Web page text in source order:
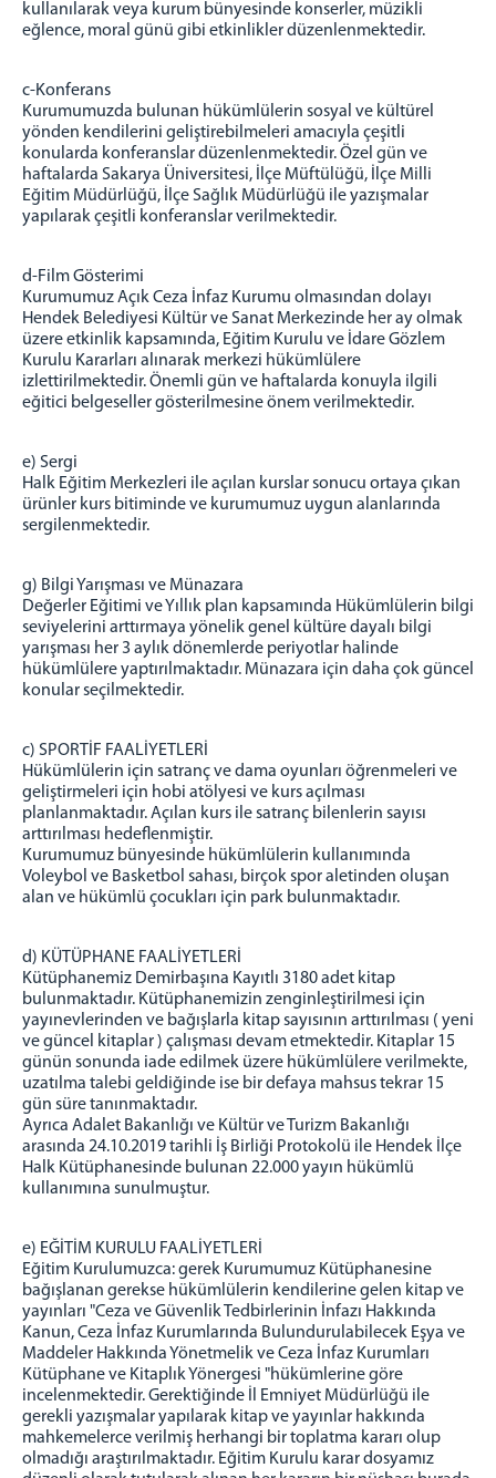
kullanılarak veya kurum bünyesinde konserler, müzikli
eğlence, moral günü gibi etkinlikler düzenlenmektedir.
c-Konferans
Kurumumuzda bulunan hükümlülerin sosyal ve kültürel
yönden kendilerini geliştirebilmeleri amacıyla çeşitli
konularda konferanslar düzenlenmektedir. Özel gün ve
haftalarda Sakarya Üniversitesi, İlçe Müftülüğü, İlçe Milli
Eğitim Müdürlüğü, İlçe Sağlık Müdürlüğü ile yazışmalar
yapılarak çeşitli konferanslar verilmektedir.
d-Film Gösterimi
Kurumumuz Açık Ceza İnfaz Kurumu olmasından dolayı
Hendek Belediyesi Kültür ve Sanat Merkezinde her ay olmak
üzere etkinlik kapsamında, Eğitim Kurulu ve İdare Gözlem
Kurulu Kararları alınarak merkezi hükümlülere
izlettirilmektedir. Önemli gün ve haftalarda konuyla ilgili
eğitici belgeseller gösterilmesine önem verilmektedir.
e) Sergi
Halk Eğitim Merkezleri ile açılan kurslar sonucu ortaya çıkan
ürünler kurs bitiminde ve kurumumuz uygun alanlarında
sergilenmektedir.
g) Bilgi Yarışması ve Münazara
Değerler Eğitimi ve Yıllık plan kapsamında Hükümlülerin bilgi
seviyelerini arttırmaya yönelik genel kültüre dayalı bilgi
yarışması her 3 aylık dönemlerde periyotlar halinde
hükümlülere yaptırılmaktadır. Münazara için daha çok güncel
konular seçilmektedir.
c) SPORTİF FAALİYETLERİ
Hükümlülerin için satranç ve dama oyunları öğrenmeleri ve
geliştirmeleri için hobi atölyesi ve kurs açılması
planlanmaktadır. Açılan kurs ile satranç bilenlerin sayısı
arttırılması hedeflenmiştir.
Kurumumuz bünyesinde hükümlülerin kullanımında
Voleybol ve Basketbol sahası, birçok spor aletinden oluşan
alan ve hükümlü çocukları için park bulunmaktadır.
d) KÜTÜPHANE FAALİYETLERİ
Kütüphanemiz Demirbaşına Kayıtlı 3180 adet kitap
bulunmaktadır. Kütüphanemizin zenginleştirilmesi için
yayınevlerinden ve bağışlarla kitap sayısının arttırılması ( yeni
ve güncel kitaplar ) çalışması devam etmektedir. Kitaplar 15
günün sonunda iade edilmek üzere hükümlülere verilmekte,
uzatılma talebi geldiğinde ise bir defaya mahsus tekrar 15
gün süre tanınmaktadır.
Ayrıca Adalet Bakanlığı ve Kültür ve Turizm Bakanlığı
arasında 24.10.2019 tarihli İş Birliği Protokolü ile Hendek İlçe
Halk Kütüphanesinde bulunan 22.000 yayın hükümlü
kullanımına sunulmuştur.
e) EĞİTİM KURULU FAALİYETLERİ
Eğitim Kurulumuzca: gerek Kurumumuz Kütüphanesine
bağışlanan gerekse hükümlülerin kendilerine gelen kitap ve
yayınları "Ceza ve Güvenlik Tedbirlerinin İnfazı Hakkında
Kanun, Ceza İnfaz Kurumlarında Bulundurulabilecek Eşya ve
Maddeler Hakkında Yönetmelik ve Ceza İnfaz Kurumları
Kütüphane ve Kitaplık Yönergesi "hükümlerine göre
incelenmektedir. Gerektiğinde İl Emniyet Müdürlüğü ile
gerekli yazışmalar yapılarak kitap ve yayınlar hakkında
mahkemelerce verilmiş herhangi bir toplatma kararı olup
olmadığı araştırılmaktadır. Eğitim Kurulu karar dosyamız